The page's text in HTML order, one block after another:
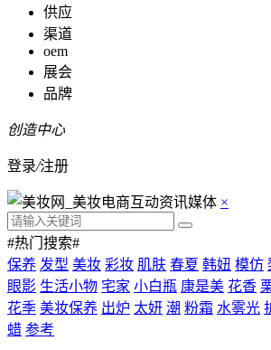
供应
渠道
oem
展会
品牌
创造中心
登录/注册
×
#热门搜索#
保养 发型 美妆 彩妆 肌肤 春夏 韩妞 模仿
眼影 生活小物 宅家 小白瓶 康是美 花香
花季 美妆保养 出炉 太妍 潮 粉霜 水雾光
蜡 参考